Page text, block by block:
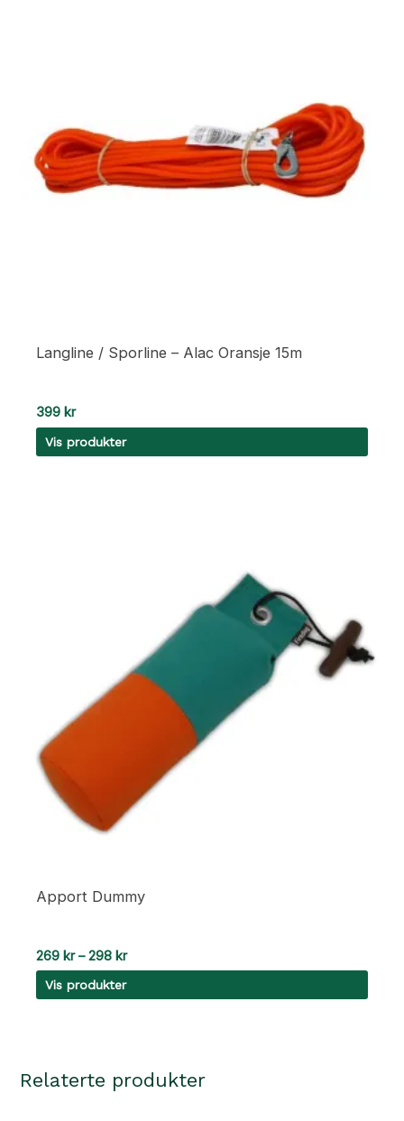
Langline / Sporline – Alac Oransje 15m
399 kr
Vis produkter
Apport Dummy
269 kr – 298 krPrisområde:
269 kr
til
298 kr
Vis produkter
Relaterte produkter